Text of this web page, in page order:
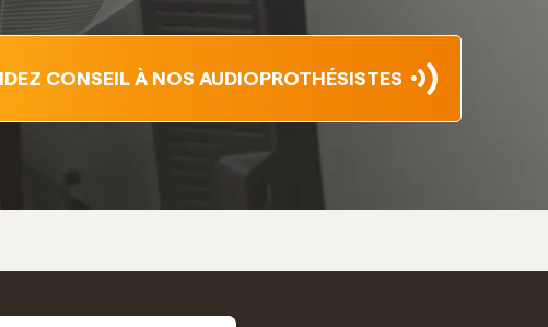
CONSEIL À NOS AUDIOPROTHÉSISTES